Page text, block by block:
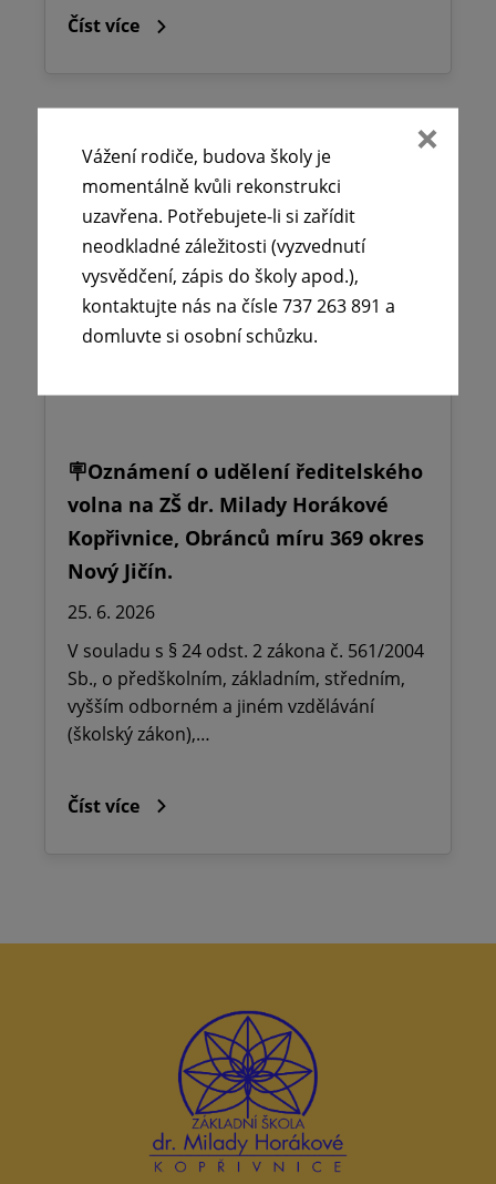
Číst více
🪧Oznámení o udělení ředitelského
volna na ZŠ dr. Milady Horákové
Kopřivnice, Obránců míru 369 okres
Nový Jičín.
25. 6. 2026
V souladu s § 24 odst. 2 zákona č. 561/2004
Sb., o předškolním, základním, středním,
vyšším odborném a jiném vzdělávání
(školský zákon),…
Číst více
Vážení rodiče, budova školy je
momentálně kvůli rekonstrukci
uzavřena. Potřebujete-li si zařídit
neodkladné záležitosti (vyzvednutí
vysvědčení, zápis do školy apod.),
kontaktujte nás na čísle 737 263 891 a
domluvte si osobní schůzku.